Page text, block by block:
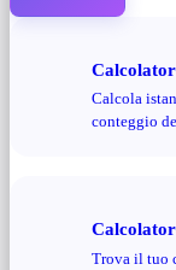
Calcola
conteggio
Trova il tuo